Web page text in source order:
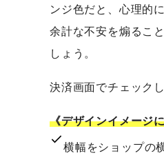
ンジ色だと、心理的
余計な不安を煽るこ
しょう。
決済画面でチェック
《デザインイメージ
横幅をショップの